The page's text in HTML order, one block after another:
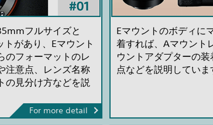
フルサイズと
があり、Eマウント
のフォーマットのレ
注意点、レンズ名称
の見分け方などを説
For more detail
Eマウントのボディに
着すれば、Aマウント
ウントアダプターの
点などを説明していま